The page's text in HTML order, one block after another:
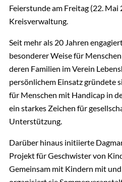
Feierstunde am Freitag (22. Mai
Kreisverwaltung.
Seit mehr als 20 Jahren
besonderer Weise für
deren Familien im Verein
persönlichem Einsatz gründete
für Menschen mit Handicap in
ein starkes Zeichen für
Unterstützung.
Darüber hinaus initiierte
Projekt für Geschwister von
Gemeinsam mit Kindern mit